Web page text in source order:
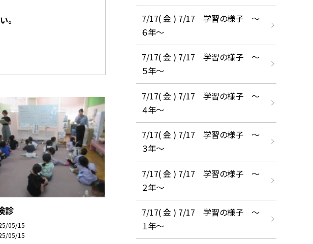
。
診
05/15
05/15
7/17( 金 ) 7/17 学習の様子 ～
６年～
7/17( 金 ) 7/17 学習の様子 ～
５年～
7/17( 金 ) 7/17 学習の様子 ～
４年～
7/17( 金 ) 7/17 学習の様子 ～
３年～
7/17( 金 ) 7/17 学習の様子 ～
２年～
7/17( 金 ) 7/17 学習の様子 ～
１年～